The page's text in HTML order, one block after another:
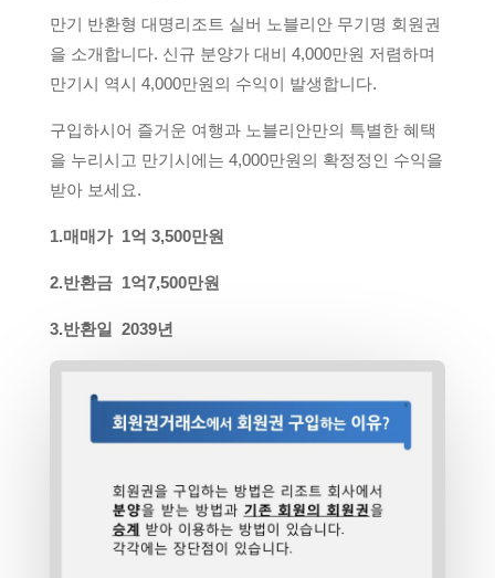
만기 반환형 대명리조트 실버 노블리안 무기명 회원권
을 소개합니다. 신규 분양가 대비 4,000만원 저렴하며
만기시 역시 4,000만원의 수익이 발생합니다.
구입하시어 즐거운 여행과 노블리안만의 특별한 혜택
을 누리시고 만기시에는 4,000만원의 확정정인 수익을
받아 보세요.
1.매매가 1억 3,500만원
2.반환금 1억7,500만원
3.반환일 2039년